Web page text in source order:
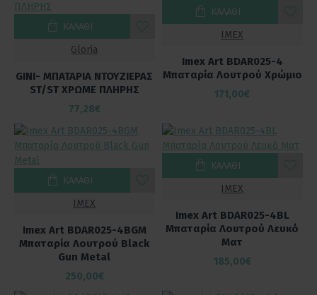
Gloria
GINI- ΜΠΑΤΑΡΙΑ ΝΤΟΥΖΙΕΡΑΣ
ST/ST ΧΡΩΜΕ ΠΛΗΡΗΣ
77,28€
ΚΑΛΆΘΙ
IMEX
Imex Art BDAR025-4
Μπαταρία Λουτρού Χρώμιο
171,00€
ΚΑΛΆΘΙ
IMEX
Imex Art BDAR025-4BGM
Μπαταρία Λουτρού Black
Gun Metal
250,00€
ΚΑΛΆΘΙ
IMEX
Imex Art BDAR025-4BL
Μπαταρία Λουτρού Λευκό
Ματ
185,00€
ΚΑΛΆΘΙ